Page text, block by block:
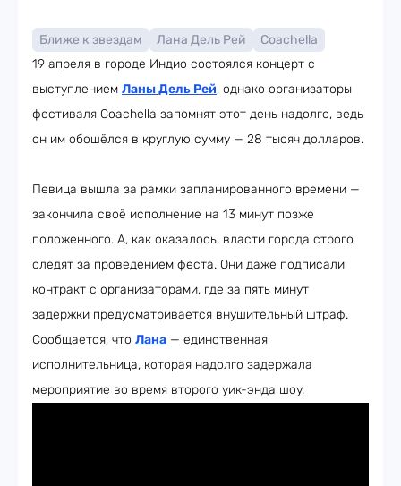
Ближе к звездам Лана Дель Рей
Coachella
19 апреля в городе Индио состоялся концерт с
выступлением Ланы Дель Рей, однако организаторы
фестиваля Coachella запомнят этот день надолго, ведь
он им обошёлся в круглую сумму — 28 тысяч долларов.
Певица вышла за рамки запланированного времени —
закончила своё исполнение на 13 минут позже
положенного. А, как оказалось, власти города строго
следят за проведением феста. Они даже подписали
контракт с организаторами, где за пять минут
задержки предусматривается внушительный штраф.
Сообщается, что Лана — единственная
исполнительница, которая надолго задержала
мероприятие во время второго уик-энда шоу.